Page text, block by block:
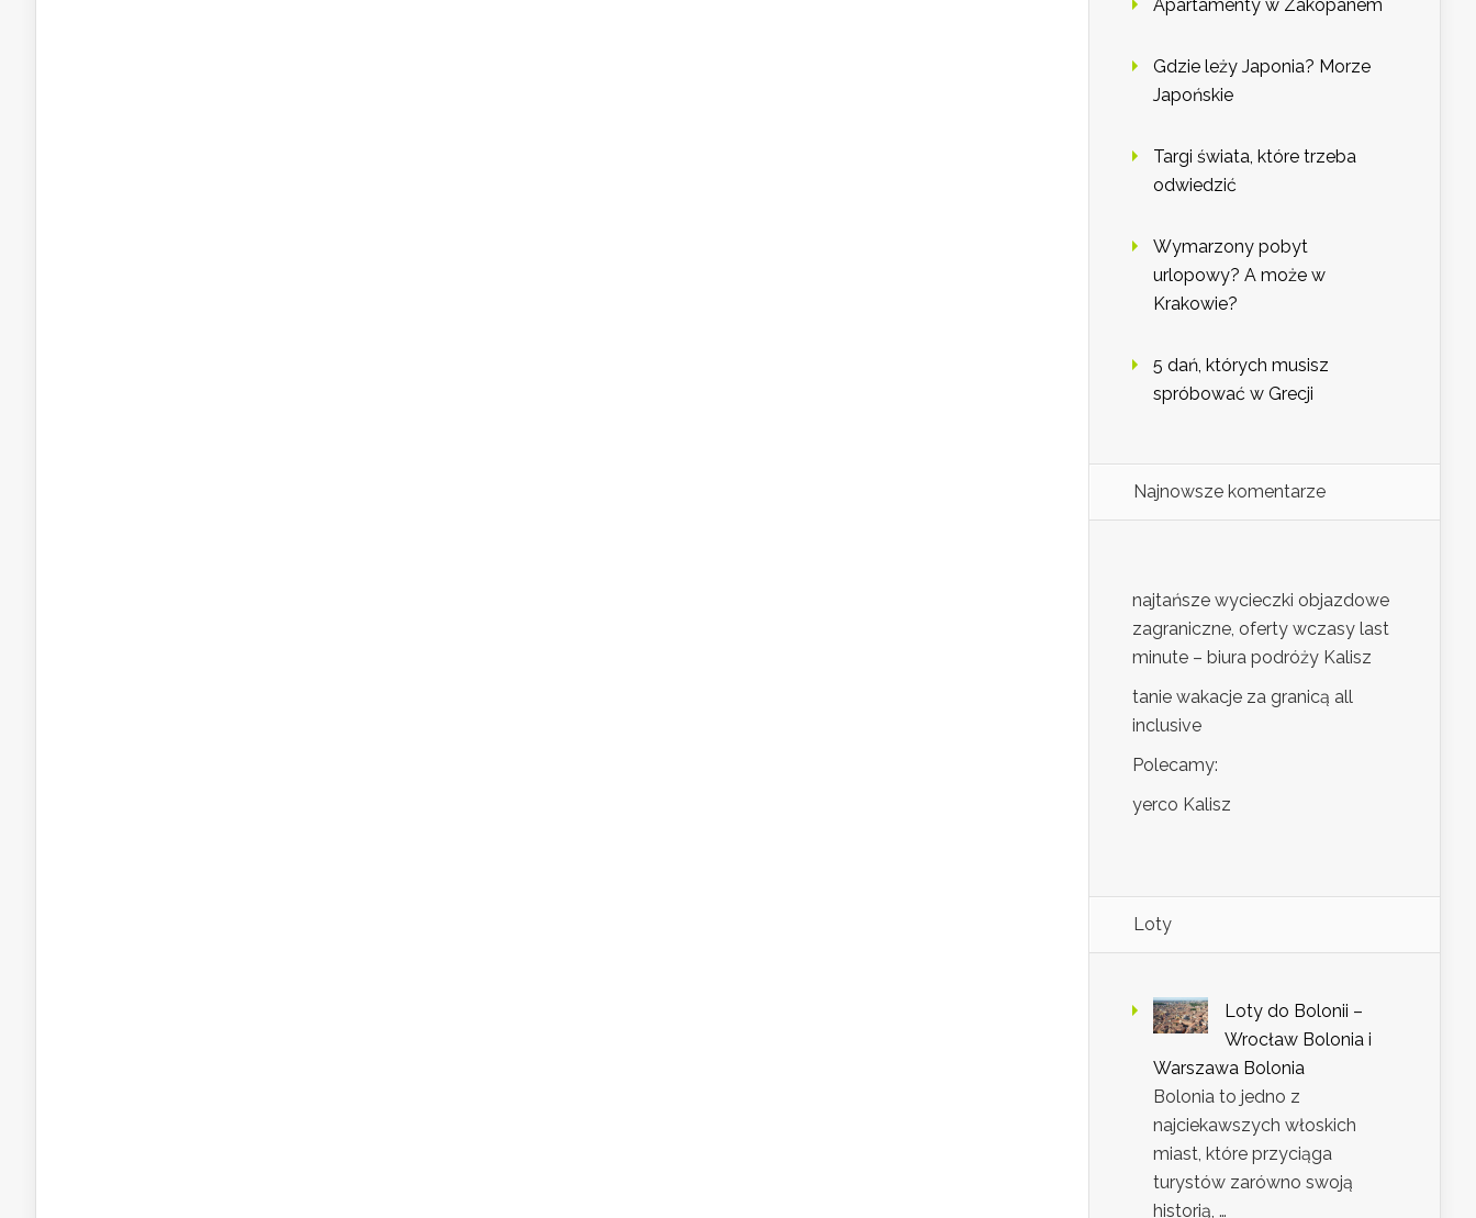
Apartamenty w Zakopanem
Gdzie leży Japonia? Morze
Japońskie
Targi świata, które trzeba
odwiedzić
Wymarzony pobyt
urlopowy? A może w
Krakowie?
5 dań, których musisz
spróbować w Grecji
Najnowsze komentarze
najtańsze wycieczki objazdowe
zagraniczne, oferty wczasy last
minute – biura podróży Kalisz
tanie wakacje za granicą all
inclusive
Polecamy:
yerco Kalisz
Loty
Loty do Bolonii –
Wrocław Bolonia i
Warszawa Bolonia
Bolonia to jedno z
najciekawszych włoskich
miast, które przyciąga
turystów zarówno swoją
historią, …